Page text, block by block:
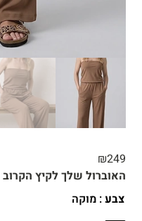
₪249
האוברול שלך לקיץ
צבע: מוקה